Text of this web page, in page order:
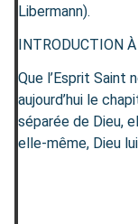
Libermann).
INTRODUCTION
Que l’Esprit Saint
aujourd’hui le
séparée de Dieu,
elle-même, Dieu